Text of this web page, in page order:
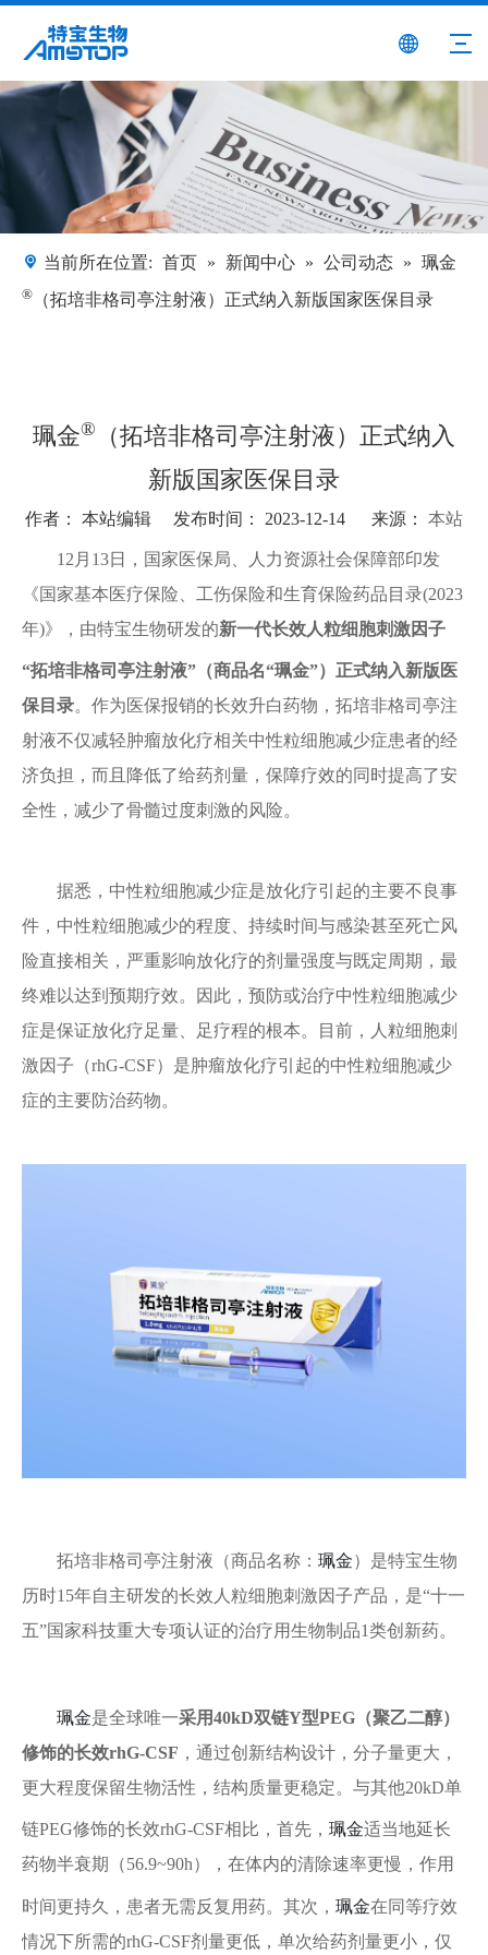
当前所在位置: 首页 » 新闻中心 » 公司动态 » 珮金
® （拓培非格司亭注射液）正式纳入新版国家医保目录
珮金®
（拓培非格司亭注射液）正式纳入
新版国家医保目录
作者： 本站编辑 发布时间： 2023-12-14 来源： 本站
12月13日，国家医保局、人力资源社会保障部印发
《国家基本医疗保险、工伤保险和生育保险药品目录(2023
年)》，由特宝生物研发的新一代长效人粒细胞刺激因子
“拓培非格司亭注射液” （商品名“珮金”） 正式纳入新版医
保目录。作为医保报销的长效升白药物，拓培非格司亭注
射液不仅减轻肿瘤放化疗相关中性粒细胞减少症患者的经
济负担，而且降低了给药剂量，保障疗效的同时提高了安
全性，减少了骨髓过度刺激的风险。
据悉，中性粒细胞减少症是放化疗引起的主要不良事
件，中性粒细胞减少的程度、持续时间与感染甚至死亡风
险直接相关，严重影响放化疗的剂量强度与既定周期，最
终难以达到预期疗效。因此，预防或治疗中性粒细胞减少
症是保证放化疗足量、足疗程的根本。目前，人粒细胞刺
激因子（rhG-CSF）是肿瘤放化疗引起的中性粒细胞减少
症的主要防治药物。
拓培非格司亭注射液（商品名称： 珮金）是特宝生物
历时15年自主研发的长效人粒细胞刺激因子产品，是“十一
五”国家科技重大专项认证的治疗用生物制品1类创新药。
珮金是全球唯一采用40kD双链Y型PEG（聚乙二醇）
修饰的长效rhG-CSF ，通过创新结构设计，分子量更大，
更大程度保留生物活性，结构质量更稳定。与其他20kD单
链PEG修饰的长效rhG-CSF相比，首先， 珮金适当地延长
药物半衰期（56.9~90h），在体内的清除速率更慢，作用
时间更持久，患者无需反复用药。其次， 珮金在同等疗效
情况下所需的rhG-CSF剂量更低，单次给药剂量更小，仅